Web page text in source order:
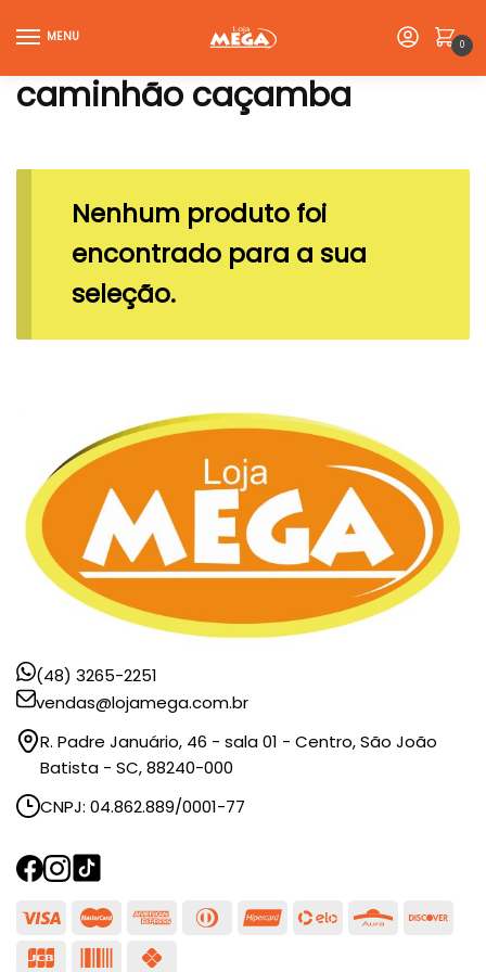
to
to
MENU
0
caminhão caçamba
Nenhum produto foi
encontrado para a sua
seleção.
(48) 3265-2251
vendas@lojamega.com.br
R. Padre Januário, 46 - sala 01 - Centro, São João
Batista - SC, 88240-000
CNPJ: 04.862.889/0001-77